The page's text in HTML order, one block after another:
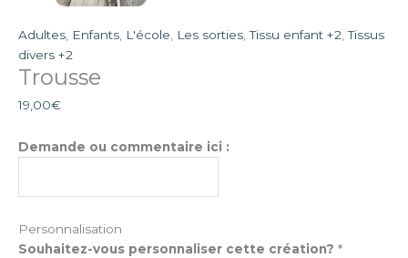
Adultes Enfants L'école Les sorties ,Tissu enfant +2 ,Tissus
divers +2
Trousse
19,00€
Demande ou commentaire ici :
Personnalisation
Souhaitez-vous personnaliser cette création? *